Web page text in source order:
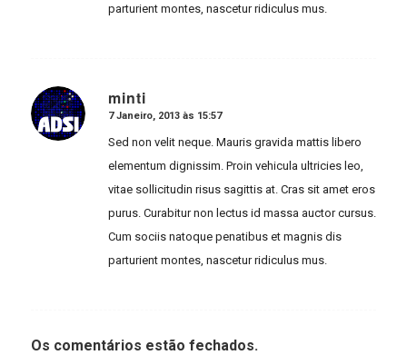
parturient montes, nascetur ridiculus mus.
minti
says:
7 Janeiro, 2013 às 15:57
Sed non velit neque. Mauris gravida mattis libero
elementum dignissim. Proin vehicula ultricies leo,
vitae sollicitudin risus sagittis at. Cras sit amet eros
purus. Curabitur non lectus id massa auctor cursus.
Cum sociis natoque penatibus et magnis dis
parturient montes, nascetur ridiculus mus.
Os comentários estão fechados.